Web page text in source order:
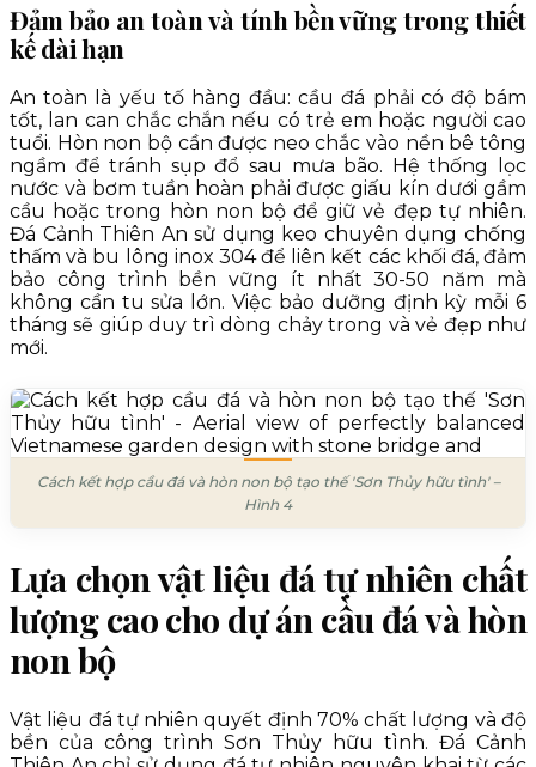
Đảm bảo an toàn và tính bền vững trong thiết
kế dài hạn
An toàn là yếu tố hàng đầu: cầu đá phải có độ bám
tốt, lan can chắc chắn nếu có trẻ em hoặc người cao
tuổi. Hòn non bộ cần được neo chắc vào nền bê tông
ngầm để tránh sụp đổ sau mưa bão. Hệ thống lọc
nước và bơm tuần hoàn phải được giấu kín dưới gầm
cầu hoặc trong hòn non bộ để giữ vẻ đẹp tự nhiên.
Đá Cảnh Thiên An sử dụng keo chuyên dụng chống
thấm và bu lông inox 304 để liên kết các khối đá, đảm
bảo công trình bền vững ít nhất 30-50 năm mà
không cần tu sửa lớn. Việc bảo dưỡng định kỳ mỗi 6
tháng sẽ giúp duy trì dòng chảy trong và vẻ đẹp như
mới.
Cách kết hợp cầu đá và hòn non bộ tạo thế 'Sơn Thủy hữu tình' –
Hình 4
Lựa chọn vật liệu đá tự nhiên chất
lượng cao cho dự án cầu đá và hòn
non bộ
Vật liệu đá tự nhiên quyết định 70% chất lượng và độ
bền của công trình Sơn Thủy hữu tình. Đá Cảnh